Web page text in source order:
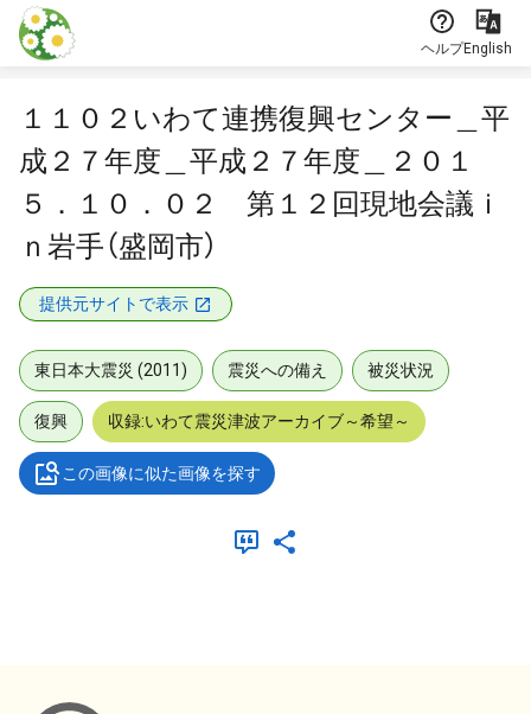
本文に飛ぶ
ヘルプEnglish
１１０２いわて連携復興センター＿平
成２７年度＿平成２７年度＿２０１
５．１０．０２ 第１２回現地会議ｉ
ｎ岩手（盛岡市）
提供元サイトで表示
東日本大震災 (2011) 震災への備え 被災状況
復興 収録:いわて震災津波アーカイブ～希望～
この画像に似た画像を探す